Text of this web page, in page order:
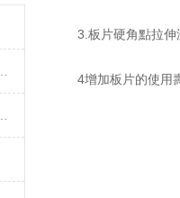
3.板片硬角點拉伸
4增加板片的使用